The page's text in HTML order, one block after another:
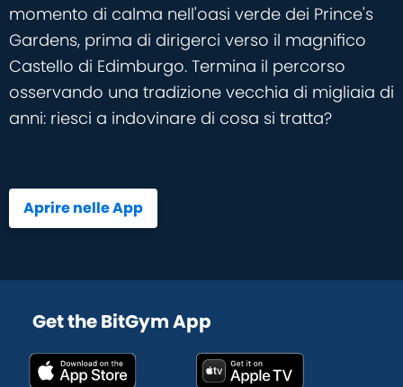
momento di calma nell'oasi verde dei Prince's
Gardens, prima di dirigerci verso il magnifico
Castello di Edimburgo. Termina il percorso
osservando una tradizione vecchia di migliaia di
anni: riesci a indovinare di cosa si tratta?
Aprire nelle App
Get the BitGym App